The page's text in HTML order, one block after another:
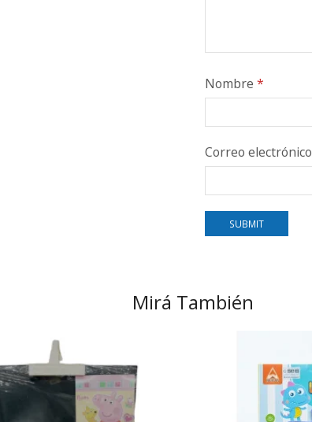
Nombre *
Correo electrónico
Mirá También